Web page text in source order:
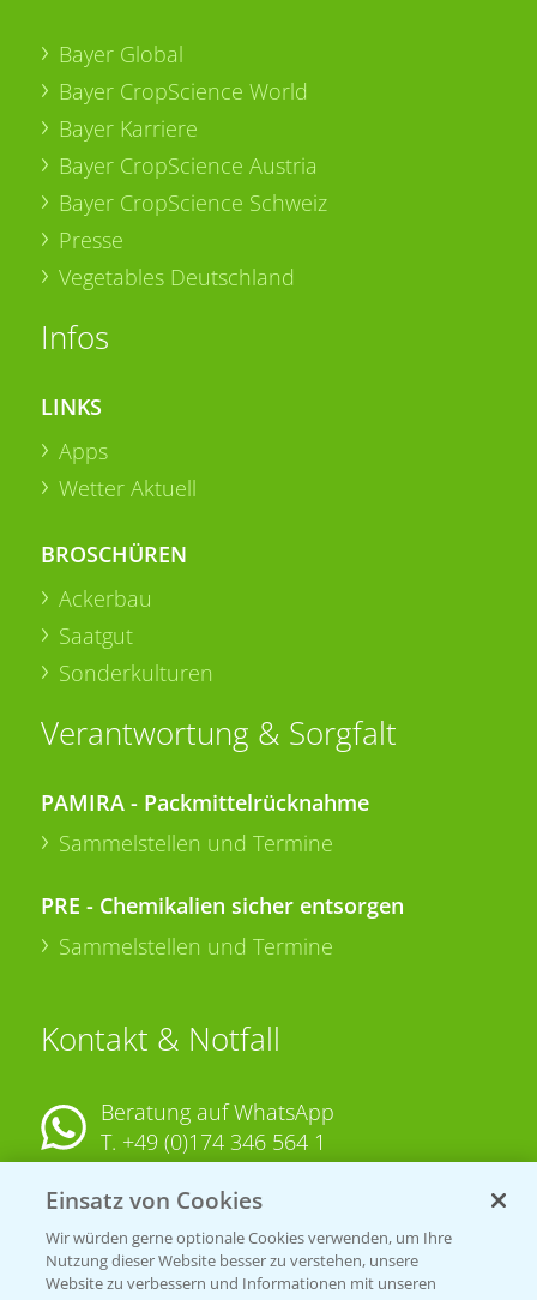
Bayer Global
Bayer CropScience World
Bayer Karriere
Bayer CropScience Austria
Bayer CropScience Schweiz
Presse
Vegetables Deutschland
Infos
LINKS
Apps
Wetter Aktuell
BROSCHÜREN
Ackerbau
Saatgut
Sonderkulturen
Verantwortung & Sorgfalt
PAMIRA - Packmittelrücknahme
Sammelstellen und Termine
PRE - Chemikalien sicher entsorgen
Sammelstellen und Termine
Kontakt & Notfall
Beratung auf WhatsApp
T. +49 (0)174 346 564 1
KONTAKT
Hilfe in Notfällen
Einsatz von Cookies
Wir würden gerne optionale Cookies verwenden, um Ihre
Nutzung dieser Website besser zu verstehen, unsere
Website zu verbessern und Informationen mit unseren